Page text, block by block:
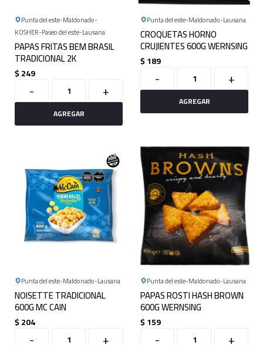
Punta del este Maldonado
KOSHER Paseo del este Lausana
PAPAS FRITAS BEM BRASIL
TRADICIONAL 2K
$249
- +
Punta del este Maldonado Lausana
CROQUETAS HORNO
CRUJIENTES 600G WERNSING
$189
- +
Punta del este Maldonado Lausana
NOISETTE TRADICIONAL
600G MC CAIN
$204
- +
Punta del este Maldonado Lausana
PAPAS ROSTI HASH BROWN
600G WERNSING
$159
- +